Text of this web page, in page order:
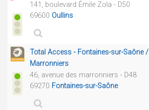
141, boulevard Émile Zola - D50
69600 Oullins
Total Access - Fontaines-sur-Saône /
Marronniers
46, avenue des marronniers - D48
69270 Fontaines-sur-Saône